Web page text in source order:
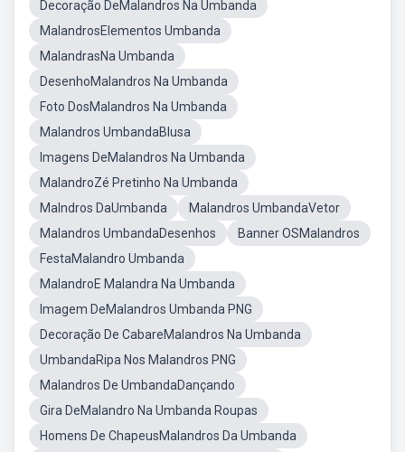
Decoração DeMalandros Na Umbanda
MalandrosElementos Umbanda
MalandrasNa Umbanda
DesenhoMalandros Na Umbanda
Foto DosMalandros Na Umbanda
Malandros UmbandaBlusa
Imagens DeMalandros Na Umbanda
MalandroZé Pretinho Na Umbanda
Malndros DaUmbanda
Malandros UmbandaVetor
Malandros UmbandaDesenhos
Banner OSMalandros
FestaMalandro Umbanda
MalandroE Malandra Na Umbanda
Imagem DeMalandros Umbanda PNG
Decoração De CabareMalandros Na Umbanda
UmbandaRipa Nos Malandros PNG
Malandros De UmbandaDançando
Gira DeMalandro Na Umbanda Roupas
Homens De ChapeusMalandros Da Umbanda